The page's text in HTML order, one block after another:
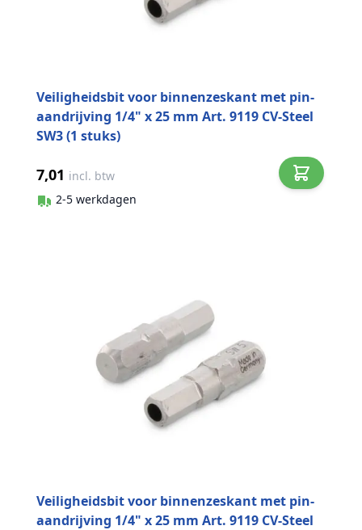
Veiligheidsbit voor binnenzeskant met pin-
aandrijving 1/4" x 25 mm Art. 9119 CV-Steel
SW3 (1 stuks)
7,01 incl. btw
2-5 werkdagen
Veiligheidsbit voor binnenzeskant met pin-
aandrijving 1/4" x 25 mm Art. 9119 CV-Steel